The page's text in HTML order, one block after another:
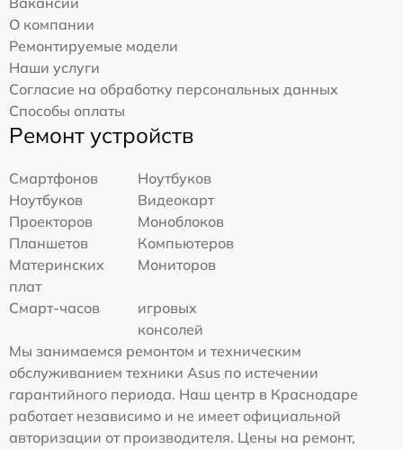
О компании
Ремонтируемые модели
Наши услуги
Согласие на обработку персональных данных
Способы оплаты
Ремонт устройств
Смартфонов
Ноутбуков
Ноутбуков
Видеокарт
Проекторов
Моноблоков
Планшетов
Компьютеров
Материнских
плат
Мониторов
Смарт-часов
игровых
консолей
Мы занимаемся ремонтом и техническим
обслуживанием техники Asus по истечении
гарантийного периода. Наш центр в Краснодаре
работает независимо и не имеет официальной
авторизации от производителя. Цены на ремонт,